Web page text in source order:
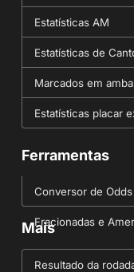
Estatísticas AM
Estatísticas de
Marcados em
Estatísticas placar
Ferramentas
Conversor de
Fracionadas e
Mais
Resultado da